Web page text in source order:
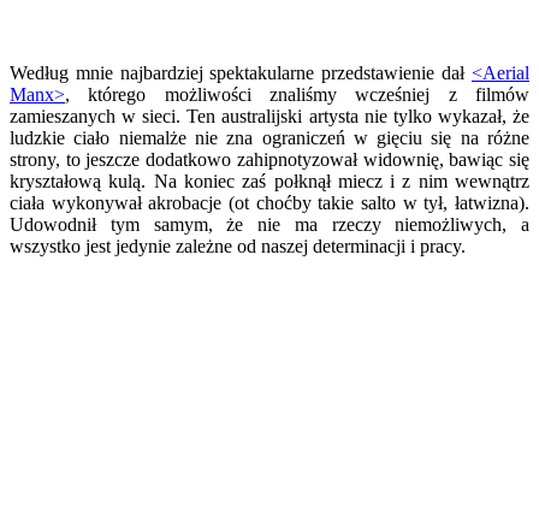
Według mnie najbardziej spektakularne przedstawienie dał <Aerial
Manx>, którego możliwości znaliśmy wcześniej z filmów
zamieszanych w sieci. Ten australijski artysta nie tylko wykazał, że
ludzkie ciało niemalże nie zna ograniczeń w gięciu się na różne
strony, to jeszcze dodatkowo zahipnotyzował widownię, bawiąc się
kryształową kulą. Na koniec zaś połknął miecz i z nim wewnątrz
ciała wykonywał akrobacje (ot choćby takie salto w tył, łatwizna).
Udowodnił tym samym, że nie ma rzeczy niemożliwych, a
wszystko jest jedynie zależne od naszej determinacji i pracy.